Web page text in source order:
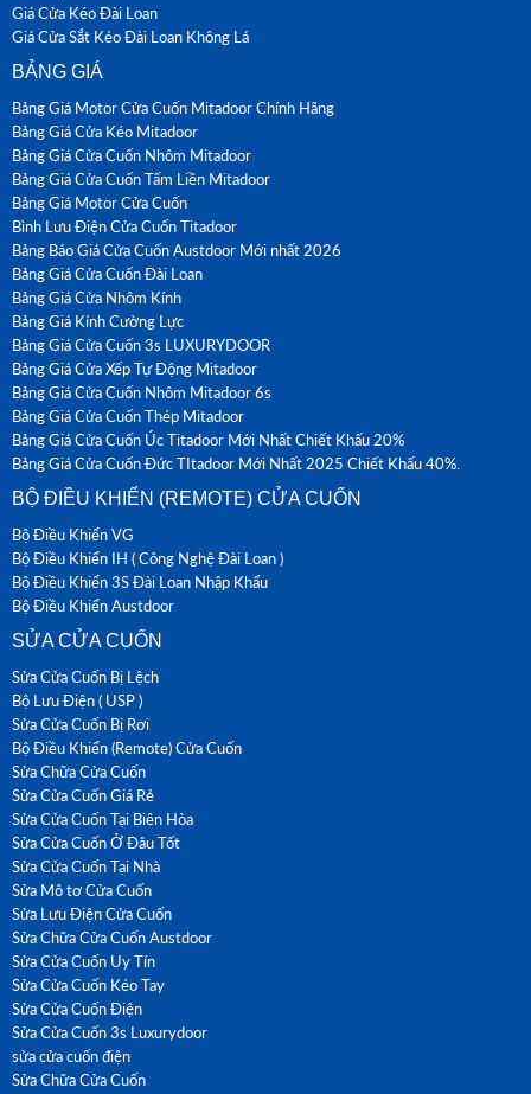
Giá Cửa Kéo Đài Loan
Giá Cửa Sắt Kéo Đài Loan Không Lá
BẢNG GIÁ
Bảng Giá Motor Cửa Cuốn Mitadoor Chính Hãng
Bảng Giá Cửa Kéo Mitadoor
Bảng Giá Cửa Cuốn Nhôm Mitadoor
Bảng Giá Cửa Cuốn Tấm Liền Mitadoor
Bảng Giá Motor Cửa Cuốn
Bình Lưu Điện Cửa Cuốn Titadoor
Bảng Báo Giá Cửa Cuốn Austdoor Mới nhất 2026
Bảng Giá Cửa Cuốn Đài Loan
Bảng Giá Cửa Nhôm Kính
Bảng Giá Kính Cường Lực
Bảng Giá Cửa Cuốn 3s LUXURYDOOR
Bảng Giá Cửa Xếp Tự Động Mitadoor
Bảng Giá Cửa Cuốn Nhôm Mitadoor 6s
Bảng Giá Cửa Cuốn Thép Mitadoor
Bảng Giá Cửa Cuốn Úc Titadoor Mới Nhất Chiết Khấu 20%
Bảng Giá Cửa Cuốn Đức TItadoor Mới Nhất 2025 Chiết Khấu 40%.
BỘ ĐIỀU KHIỂN (REMOTE) CỬA CUỐN
Bộ Điều Khiển VG
Bộ Điều Khiển IH ( Công Nghệ Đài Loan )
Bộ Điều Khiển 3S Đài Loan Nhập Khẩu
Bộ Điều Khiển Austdoor
SỬA CỬA CUỐN
Sửa Cửa Cuốn Bị Lệch
Bộ Lưu Điện ( USP )
Sửa Cửa Cuốn Bị Rơi
Bộ Điều Khiển (Remote) Cửa Cuốn
Sửa Chữa Cửa Cuốn
Sửa Cửa Cuốn Giá Rẻ
Sửa Cửa Cuốn Tại Biên Hòa
Sửa Cửa Cuốn Ở Đâu Tốt
Sửa Cửa Cuốn Tại Nhà
Sửa Mô tơ Cửa Cuốn
Sửa Lưu Điện Cửa Cuốn
Sửa Chữa Cửa Cuốn Austdoor
Sửa Cửa Cuốn Uy Tín
Sửa Cửa Cuốn Kéo Tay
Sửa Cửa Cuốn Điện
Sửa Cửa Cuốn 3s Luxurydoor
sửa cửa cuốn điện
Sửa Chữa Cửa Cuốn